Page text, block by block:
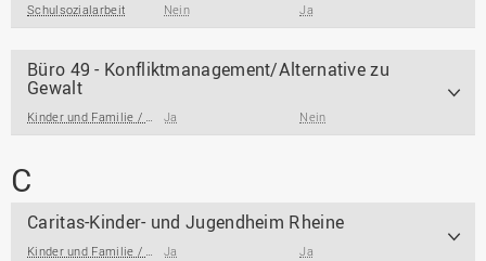
Schulsozialarbeit Nein Ja
Büro 49 - Konfliktmanagement/Alternative zu
Gewalt
Kinder und Familie / Jugendarbeit / Jugendsozialarbeit Ja Nein
C
Caritas-Kinder- und Jugendheim Rheine
Kinder und Familie / Jugendarbeit / Jugendsozialarbeit Ja Ja